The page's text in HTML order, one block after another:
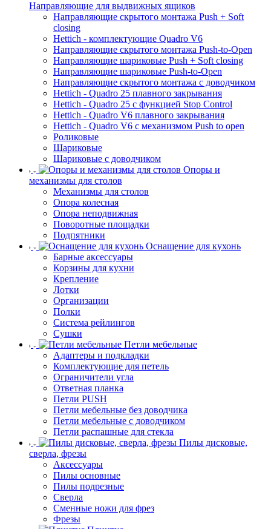
Направляющие для выдвижных ящиков
Направляющие скрытого монтажа Push + Soft
closing
Hettich - комплектующие Quadro V6
Направляющие скрытого монтажа Push-to-Open
Направляющие шариковые Push + Soft closing
Направляющие шариковые Push-to-Open
Направляющие скрытого монтажа с доводчиком
Hettich - Quadro 25 плавного закрывания
Hettich - Quadro 25 с функцией Stop Control
Hettich - Quadro V6 плавного закрывания
Hettich - Quadro V6 с механизмом Push to open
Роликовые
Шариковые
Шариковые с доводчиком
Опоры и
механизмы для столов
Механизмы для столов
Опора колесная
Опора неподвижная
Поворотные площадки
Подпятники
Оснащение для кухонь
Барные аксессуары
Корзины для кухни
Крепление
Лотки
Организации
Полки
Система рейлингов
Сушки
Петли мебельные
Адаптеры и подкладки
Комплектующие для петель
Ограничители угла
Ответная планка
Петли PUSH
Петли мебельные без доводчика
Петли мебельные с доводчиком
Петли распашные для стекла
Пилы дисковые,
сверла, фрезы
Аксессуары
Пилы основные
Пилы подрезные
Сверла
Сменные ножи для фрез
Фрезы